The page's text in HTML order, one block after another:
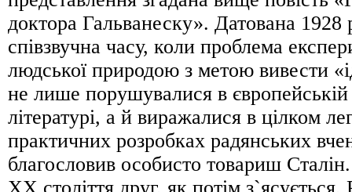
доктора Гальванеску». Датована 1928
співзвучна часу, коли проблема
людської природою з метою вивести
не лише порушувалися в європейській
літературі, а й виражалися в цілком
практичних розробках радянських
благословив особисто товариш